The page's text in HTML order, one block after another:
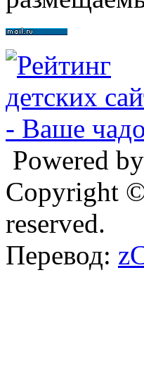
Powered by
Copyright
reserved.
Перевод: